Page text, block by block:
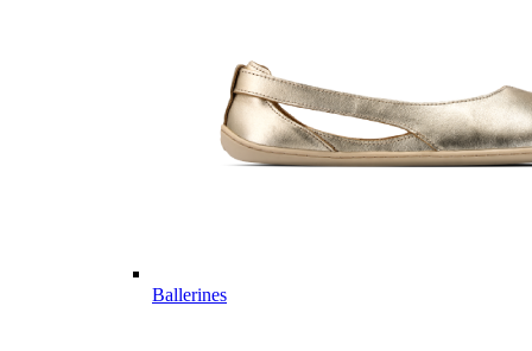
Ballerines